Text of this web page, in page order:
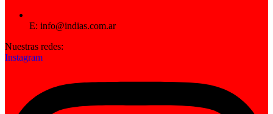
E: info@indias.com.ar
Nuestras redes:
Instagram